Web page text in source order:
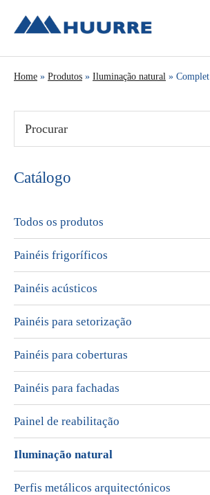
para
menu
content
para
barra
principal
Home » Produtos » Iluminação natural » Complet
Catálogo
Todos os produtos
Painéis frigoríficos
Painéis acústicos
Painéis para setorização
Painéis para coberturas
Painéis para fachadas
Painel de reabilitação
Iluminação natural
Perfis metálicos arquitectónicos